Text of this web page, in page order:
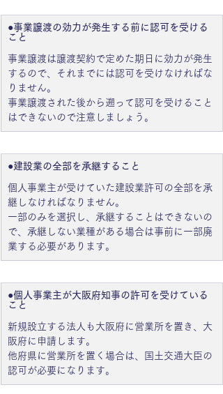
●事業譲渡の効力が発生する前に認可を受ける
こと
事業譲渡は譲渡契約で定めた期日に効力が発生
するので、それまでには認可を受けなければな
りません。
事業譲渡された後から遡って認可を受けること
はできないので注意しましょう。
●建設業の全部を承継すること
個人事業主が受けていた建設業許可の全部を承
継しなければなりません。
一部のみを選択し、承継することはできないの
で、承継しない業種がある場合は事前に一部廃
業する必要があります。
●個人事業主が大阪府知事の許可を受けている
こと
新規設立する法人も大阪府に営業所を置き、大
阪府に申請します。
他府県に営業所を置く場合は、国土交通大臣の
認可が必要になります。